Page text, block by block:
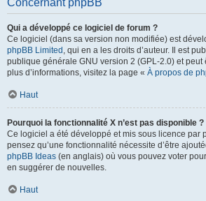
Concernant phpBB
Qui a développé ce logiciel de forum ?
Ce logiciel (dans sa version non modifiée) est
phpBB Limited , qui en a les droits d’auteur. Il est
publique générale GNU version 2 (GPL-2.0) et peut
plus d’informations, visitez la page « À propos de
Haut
Pourquoi la fonctionnalité X n’est pas disponible ?
Ce logiciel a été développé et mis sous licence par
pensez qu’une fonctionnalité nécessite d’être
phpBB Ideas (en anglais) où vous pouvez voter
en suggérer de nouvelles.
Haut